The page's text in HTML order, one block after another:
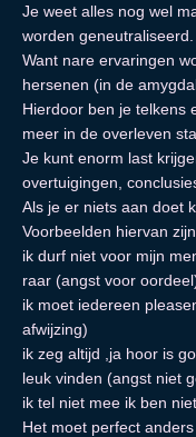
Je weet alles nog wel
worden geneutraliseerd.
Want nare ervaringen
hersenen (in de
Hierdoor ben je telkens
meer in de overleven
Je kunt enorm last
overtuigingen,
Als je er niets aan doet
Voorbeelden hiervan
ik durf niet voor mijn
raar (angst voor
ik moet iedereen
afwijzing)
ik zeg altijd ,ja hoor is
leuk vinden (angst niet
ik tel niet mee ik ben
Het moet perfect